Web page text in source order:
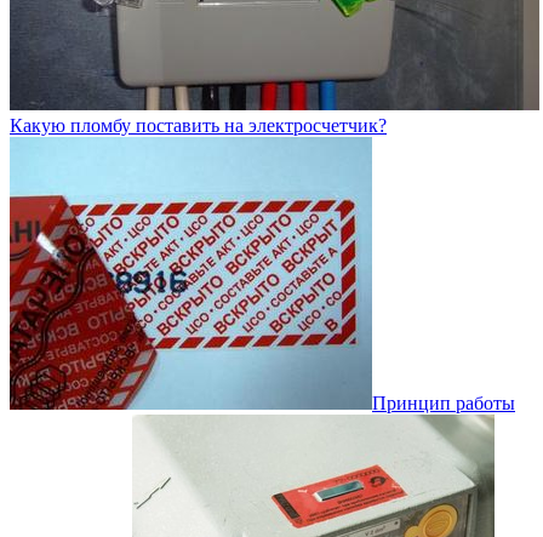
Какую пломбу поставить на электросчетчик?
Принцип работы